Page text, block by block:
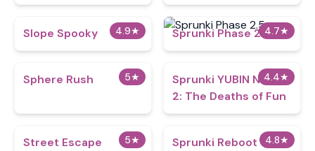
4.9★
Slope Spooky 4.7★
Sprunki Phase 2.5
5★
Sphere Rush 4.4★
Sprunki YUBIN NIIKU
2: The Deaths of Fun
5★
Street Escape 4.8★
Sprunki Reboot